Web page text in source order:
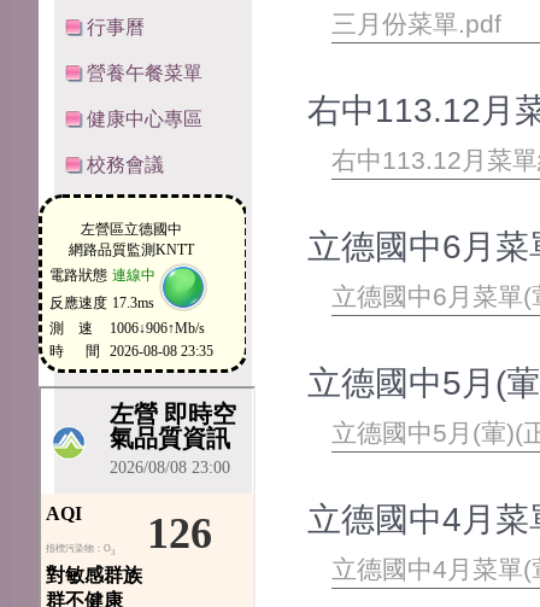
行事曆
營養午餐菜單
健康中心專區
校務會議
三月份菜單.pdf
右中113.12月
右中113.12月菜
立德國中6月
立德國中6月菜單
立德國中5月(
立德國中5月(葷)(
立德國中4月
立德國中4月菜單